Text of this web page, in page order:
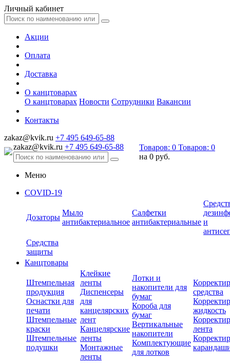
Личный кабинет
Акции
Оплата
Доставка
О канцтоварах
О канцтоварах Новости Сотрудники Вакансии
Контакты
zakaz@kvik.ru +7 495 649-65-88
zakaz@kvik.ru +7 495 649-65-88 Товаров: 0 Товаров: 0
на 0 руб.
Меню
COVID-19
Дозаторы
Мыло
антибактериальное
Салфетки
антибактериальные и
Средства
защиты
Канцтовары
Штемпельная
продукция
Оснастки для
печати
Штемпельные
краски
Штемпельные
подушки
Клейкие
ленты
Диспенсеры
для
канцелярских
лент
Канцелярские
ленты
Монтажные
ленты
Лотки и
накопители для
бумаг
Короба для
бумаг
Вертикальные
накопители
Комплектующие
для лотков
средства
жидкость
лента